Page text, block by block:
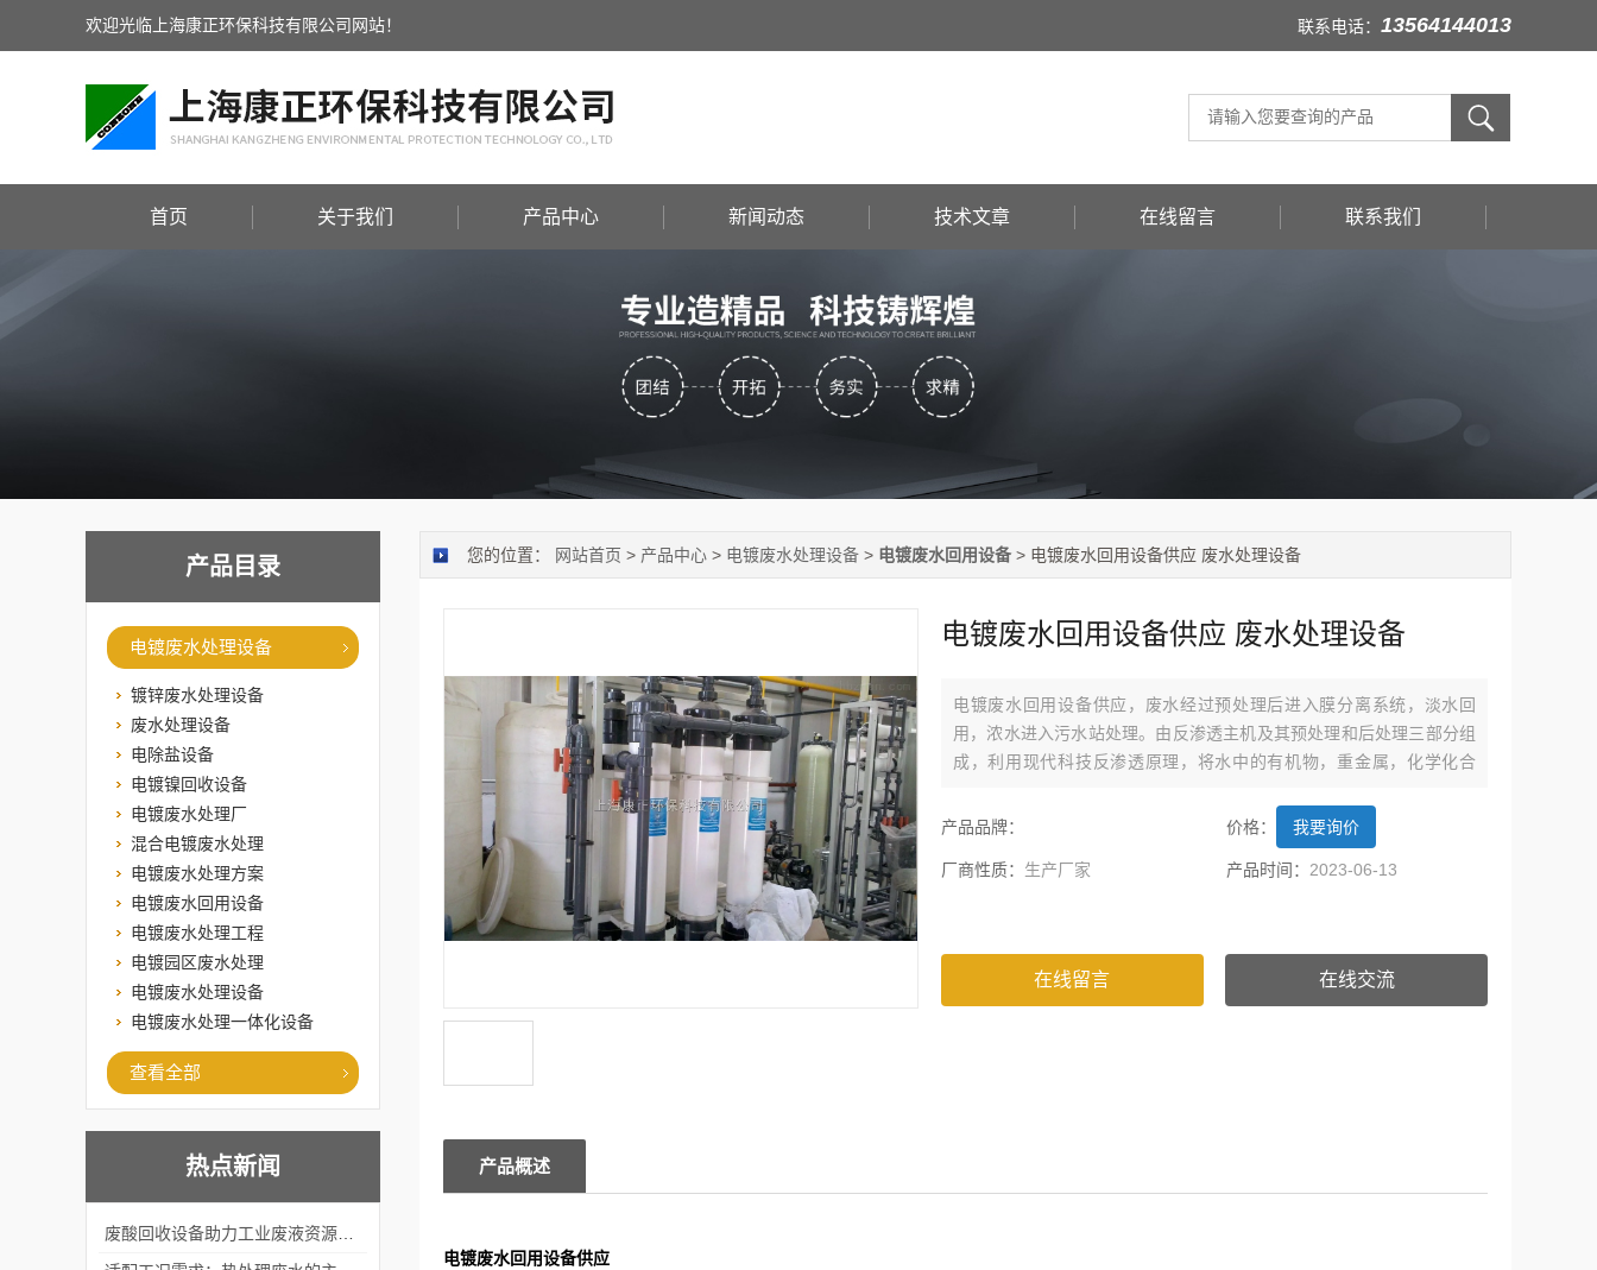
欢迎光临上海康正环保科技有限公司网站！ 联系电话： 13564144013
首页 关于我们 产品中心 新闻动态 技术文章 在线留言 联系我们
产品目录
电镀废水处理设备
镀锌废水处理设备
废水处理设备
电除盐设备
电镀镍回收设备
电镀废水处理厂
混合电镀废水处理
电镀废水处理方案
电镀废水回用设备
电镀废水处理工程
电镀园区废水处理
电镀废水处理设备
电镀废水处理一体化设备
查看全部
热点新闻
您的位置： 网站首页 > 产品中心 > 电镀废水处理设备 > 电镀废水回用设备 > 电镀废水回用设备供应 废水处理设备
电镀废水回用设备供应 废水处理设备
电镀废水回用设备供应，废水经过预处理后进入膜分离系统，淡水回
用，浓水进入污水站处理。由反渗透主机及其预处理和后处理三部分组
成，利用现代科技反渗透原理，将水中的有机物，重金属，化学化合
产品品牌：
价格： 我要询价
厂商性质： 生产厂家 产品时间： 2023-06-13
在线留言 在线交流
产品概述
电镀废水回用设备供应